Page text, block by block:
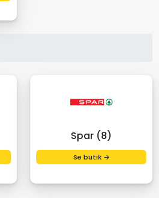
Spar (8)
Se butik →